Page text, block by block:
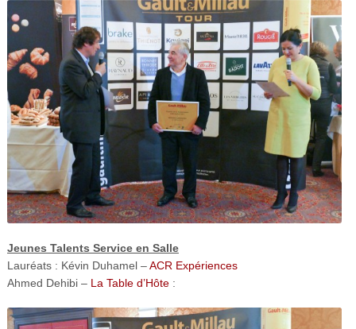
Jeunes Talents Service en Salle
Lauréats : Kévin Duhamel –ACR Expériences
Ahmed Dehibi – La Table d’Hôte: